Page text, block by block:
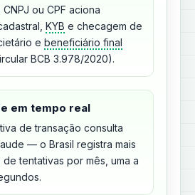
ou CPF aciona
KYB e checagem de
e beneficiário final
BCB 3.978/2020).
em tempo real
de transação consulta
— o Brasil registra mais
de tentativas por mês, uma a